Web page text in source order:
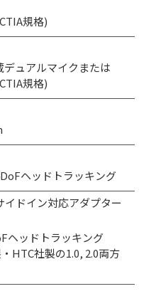
規格)
ュアルマイクまたは
規格)
ヘッドトラッキング
イドイン対応アダプター
ヘッドトラッキング
HTC社製の1.0, 2.0両方